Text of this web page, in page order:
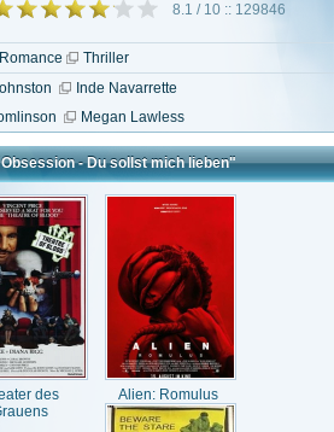
8.1 / 10 :: 129846
Romance
Thriller
Inde Navarrette
Megan Lawless
- Du sollst mich lieben"
des
Alien: Romulus